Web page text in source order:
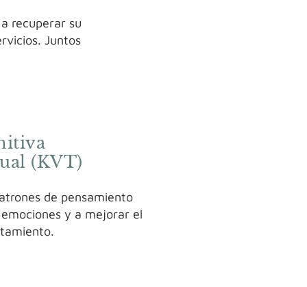
recuperar su
Juntos
(KVT)
de pensamiento
y a mejorar el